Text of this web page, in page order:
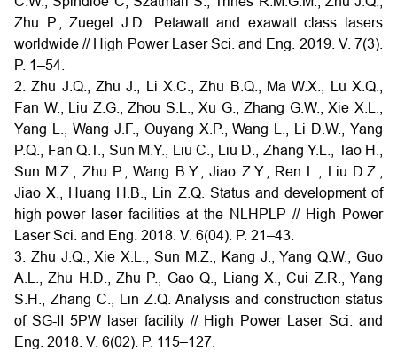
Zhu P., Zuegel J.D. Petawatt and exawatt class lasers
worldwide // High Power Laser Sci. and Eng. 2019. V. 7(3).
P. 1–54.
2. Zhu J.Q., Zhu J., Li X.C., Zhu B.Q., Ma W.X., Lu X.Q.,
Fan W., Liu Z.G., Zhou S.L., Xu G., Zhang G.W., Xie X.L.,
Yang L., Wang J.F., Ouyang X.P., Wang L., Li D.W., Yang
P.Q., Fan Q.T., Sun M.Y., Liu C., Liu D., Zhang Y.L., Tao H.,
Sun M.Z., Zhu P., Wang B.Y., Jiao Z.Y., Ren L., Liu D.Z.,
Jiao X., Huang H.B., Lin Z.Q. Status and development of
high-power laser facilities at the NLHPLP // High Power
Laser Sci. and Eng. 2018. V. 6(04). P. 21–43.
3. Zhu J.Q., Xie X.L., Sun M.Z., Kang J., Yang Q.W., Guo
A.L., Zhu H.D., Zhu P., Gao Q., Liang X., Cui Z.R., Yang
S.H., Zhang C., Lin Z.Q. Analysis and construction status
of SG-II 5PW laser facility // High Power Laser Sci. and
Eng. 2018. V. 6(02). P. 115–127.